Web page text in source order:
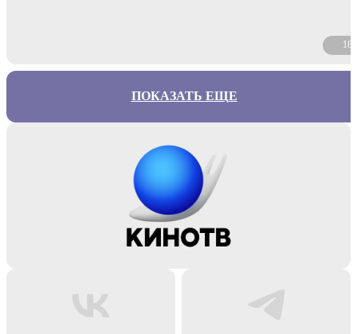
ПОКАЗАТЬ ЕЩЕ